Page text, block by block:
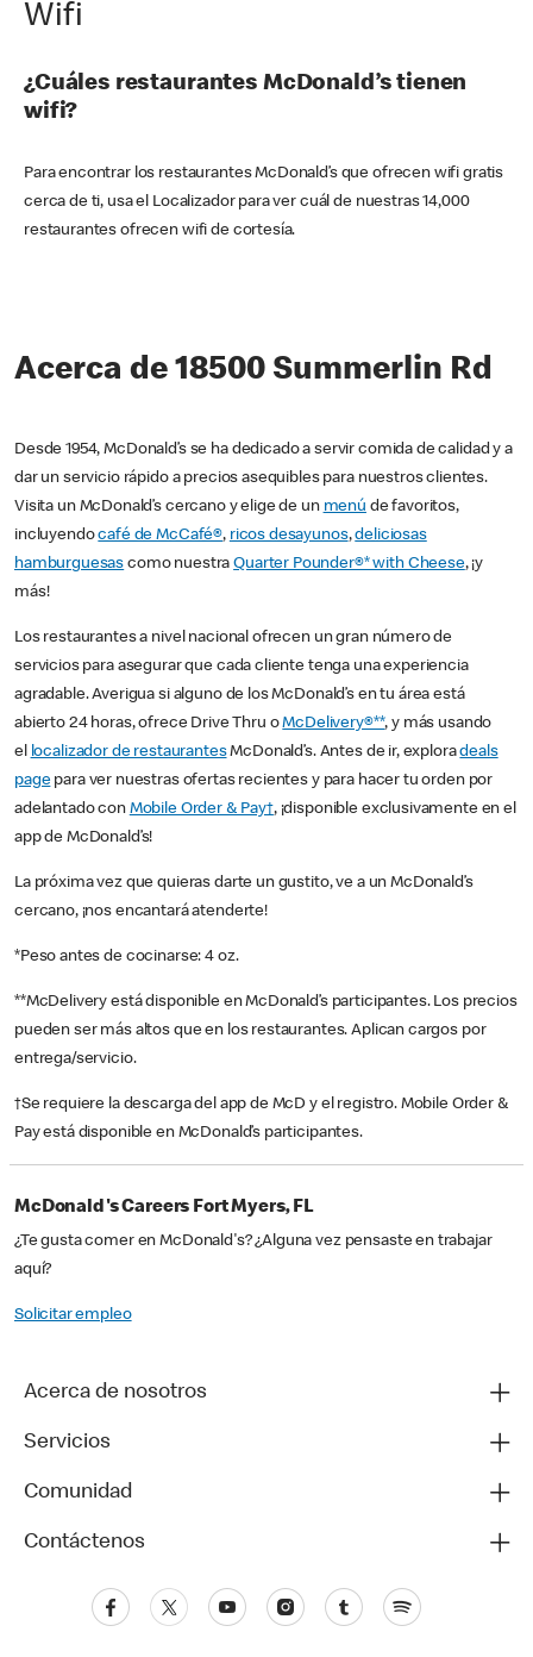
Wifi
¿Cuáles restaurantes McDonald’s tienen
wifi?
Para encontrar los restaurantes McDonald’s que ofrecen wifi gratis
cerca de ti, usa el Localizador para ver cuál de nuestras 14,000
restaurantes ofrecen wifi de cortesía.
Acerca de 18500 Summerlin Rd
Desde 1954, McDonald’s se ha dedicado a servir comida de calidad y a
dar un servicio rápido a precios asequibles para nuestros clientes.
Visita un McDonald’s cercano y elige de un menú de favoritos,
incluyendocafé de McCafé®, ricos desayunos,deliciosas
hamburguesas como nuestraQuarter Pounder®* with Cheese, ¡y
más!
Los restaurantes a nivel nacional ofrecen un gran número de
servicios para asegurar que cada cliente tenga una experiencia
agradable. Averigua si alguno de los McDonald’s en tu área está
abierto 24 horas, ofrece Drive Thru oMcDelivery®**, y más usando
el localizador de restaurantesMcDonald’s. Antes de ir, exploradeals
pagepara ver nuestras ofertas recientes y para hacer tu orden por
adelantado con Mobile Order & Pay†, ¡disponible exclusivamente en el
app de McDonald’s!
La próxima vez que quieras darte un gustito, ve a un McDonald’s
cercano, ¡nos encantará atenderte!
*Peso antes de cocinarse: 4 oz.
**McDelivery está disponible en McDonald’s participantes. Los precios
pueden ser más altos que en los restaurantes. Aplican cargos por
entrega/servicio.
†Se requiere la descarga del app de McD y el registro. Mobile Order &
Pay está disponible en McDonald’s participantes.
McDonald's Careers Fort Myers, FL
¿Te gusta comer en McDonald's? ¿Alguna vez pensaste en trabajar
aquí?
Solicitar empleo
Acerca de nosotros
Servicios
Comunidad
Contáctenos